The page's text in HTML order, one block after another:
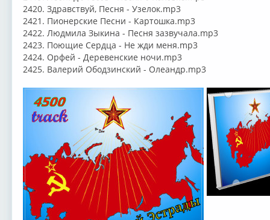
2420. Здравствуй, Песня - Узелок.mp3
2421. Пионерские Песни - Картошка.mp3
2422. Людмила Зыкина - Песня зазвучала.mp3
2423. Поющие Сердца - Не жди меня.mp3
2424. Орфей - Деревенские ночи.mp3
2425. Валерий Ободзинский - Олеандр.mp3